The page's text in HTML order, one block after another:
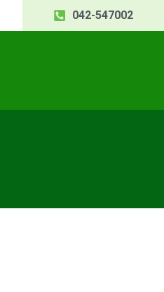
042-547002